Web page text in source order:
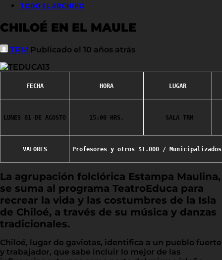
TODO EL ARCHIVO
CHILOÉ EN EL MAULE
TRM Publicado el 10 años atrás
FECHA HORA LUGAR
LUNES 01 DE AGOSTO 15:00 HRS. SALA TRM
VALORES Profesores y otros $1.000 /
La agrupación folclórica Estampa Maulina,
se suma al programa TeatroEduca para
recrear la vida y las costumbres de la Isla
de Chiloé, a través de su música y danzas
tradicionales.
Chiloé, lugar de gaviotas, identifica a un pueblo fuerte
y trabajador, que sabe incluir lo mejor de las